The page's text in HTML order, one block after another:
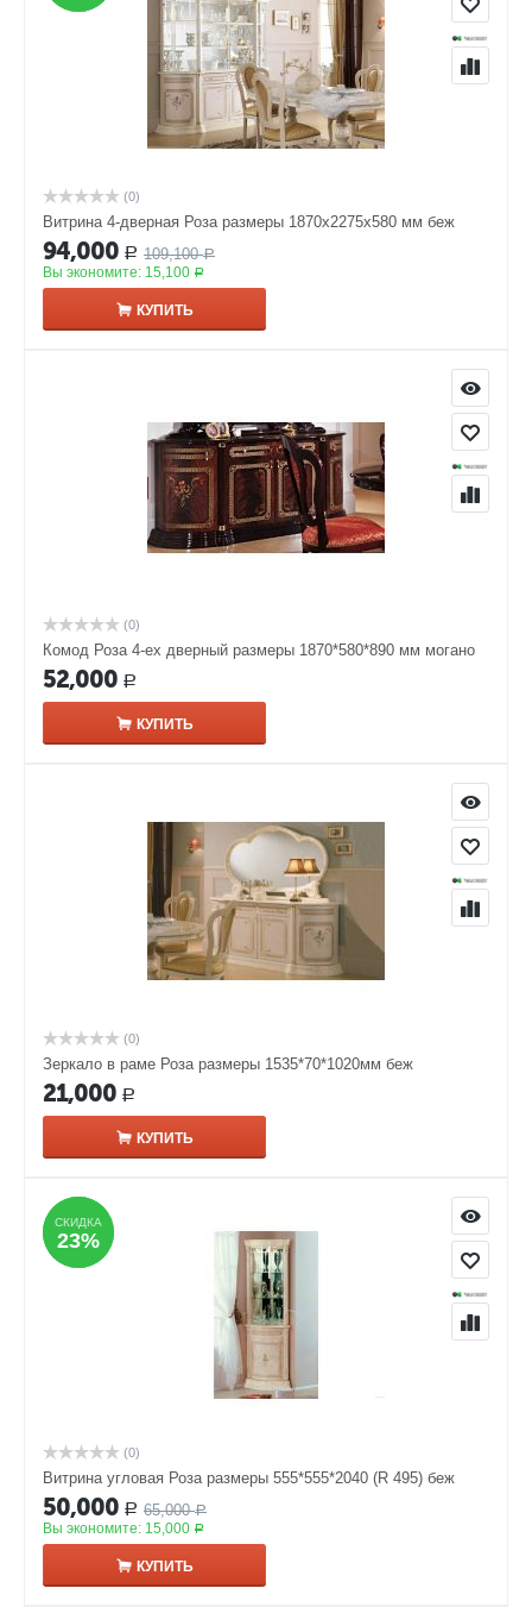
(0)
Витрина 4-дверная Роза размеры 1870x2275x580 мм беж
94,000 Р 109,100 Р
Вы экономите: 15,100 Р
КУПИТЬ
(0)
Комод Роза 4-ех дверный размеры 1870*580*890 мм могано
52,000 Р
КУПИТЬ
(0)
Зеркало в раме Роза размеры 1535*70*1020мм беж
21,000 Р
КУПИТЬ
СКИДКА
23%
СКИДКА
23%
(0)
Витрина угловая Роза размеры 555*555*2040 (R 495) беж
50,000 Р 65,000 Р
Вы экономите: 15,000 Р
КУПИТЬ